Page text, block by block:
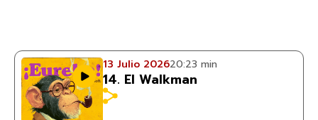
13 Julio 202620:23 min
14. El Walkman